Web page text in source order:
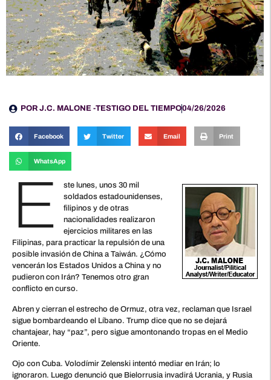
POR J.C. MALONE -TESTIGO DEL TIEMPO04/26/2026
Facebook Twitter Email Print
WhatsApp
E
ste lunes, unos 30 mil
soldados estadounidenses,
filipinos y de otras
nacionalidades realizaron
ejercicios militares en las
Filipinas, para practicar la repulsión de una
posible invasión de China a Taiwán. ¿Cómo
vencerán los Estados Unidos a China y no
pudieron con Irán? Tenemos otro gran
conflicto en curso.
Abren y cierran el estrecho de Ormuz, otra vez, reclaman que Israel
sigue bombardeando el Líbano. Trump dice que no se dejará
chantajear, hay “paz”, pero sigue amontonando tropas en el Medio
Oriente.
Ojo con Cuba. Volodímir Zelenski intentó mediar en Irán; lo
ignoraron. Luego denunció que Bielorrusia invadirá Ucrania, y Rusia